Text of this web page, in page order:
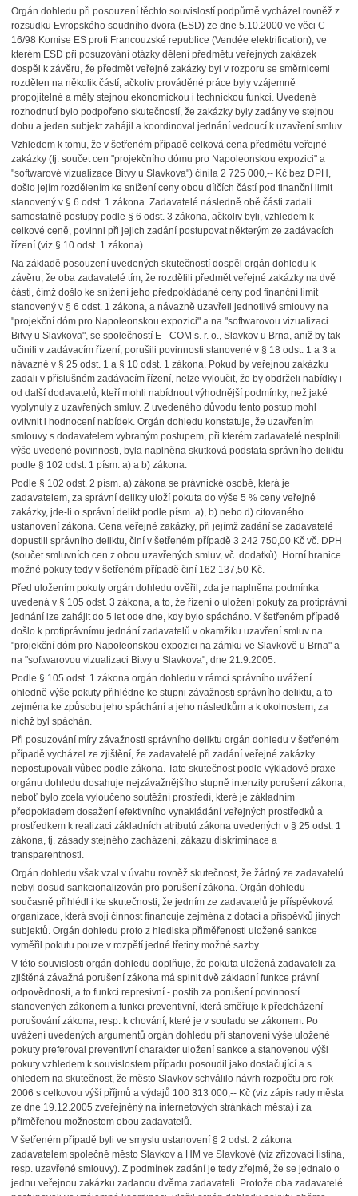
Orgán dohledu při posouzení těchto souvislostí podpůrně vycházel rovněž z
rozsudku Evropského soudního dvora (ESD) ze dne 5.10.2000 ve věci C-
16/98 Komise ES proti Francouzské republice (Vendée elektrification), ve
kterém ESD při posuzování otázky dělení předmětu veřejných zakázek
dospěl k závěru, že předmět veřejné zakázky byl v rozporu se směrnicemi
rozdělen na několik částí, ačkoliv prováděné práce byly vzájemně
propojitelné a měly stejnou ekonomickou i technickou funkci. Uvedené
rozhodnutí bylo podpořeno skutečností, že zakázky byly zadány ve stejnou
dobu a jeden subjekt zahájil a koordinoval jednání vedoucí k uzavření smluv.
Vzhledem k tomu, že v šetřeném případě celková cena předmětu veřejné
zakázky (tj. součet cen "projekčního dómu pro Napoleonskou expozici" a
"softwarové vizualizace Bitvy u Slavkova") činila 2 725 000,-- Kč bez DPH,
došlo jejím rozdělením ke snížení ceny obou dílčích částí pod finanční limit
stanovený v § 6 odst. 1 zákona. Zadavatelé následně obě části zadali
samostatně postupy podle § 6 odst. 3 zákona, ačkoliv byli, vzhledem k
celkové ceně, povinni při jejich zadání postupovat některým ze zadávacích
řízení (viz § 10 odst. 1 zákona).
Na základě posouzení uvedených skutečností dospěl orgán dohledu k
závěru, že oba zadavatelé tím, že rozdělili předmět veřejné zakázky na dvě
části, čímž došlo ke snížení jeho předpokládané ceny pod finanční limit
stanovený v § 6 odst. 1 zákona, a návazně uzavřeli jednotlivé smlouvy na
"projekční dóm pro Napoleonskou expozici" a na "softwarovou vizualizaci
Bitvy u Slavkova", se společností E - COM s. r. o., Slavkov u Brna, aniž by tak
učinili v zadávacím řízení, porušili povinnosti stanovené v § 18 odst. 1 a 3 a
návazně v § 25 odst. 1 a § 10 odst. 1 zákona. Pokud by veřejnou zakázku
zadali v příslušném zadávacím řízení, nelze vyloučit, že by obdrželi nabídky i
od další dodavatelů, kteří mohli nabídnout výhodnější podmínky, než jaké
vyplynuly z uzavřených smluv. Z uvedeného důvodu tento postup mohl
ovlivnit i hodnocení nabídek. Orgán dohledu konstatuje, že uzavřením
smlouvy s dodavatelem vybraným postupem, při kterém zadavatelé nesplnili
výše uvedené povinnosti, byla naplněna skutková podstata správního deliktu
podle § 102 odst. 1 písm. a) a b) zákona.
Podle § 102 odst. 2 písm. a) zákona se právnické osobě, která je
zadavatelem, za správní delikty uloží pokuta do výše 5 % ceny veřejné
zakázky, jde-li o správní delikt podle písm. a), b) nebo d) citovaného
ustanovení zákona. Cena veřejné zakázky, při jejímž zadání se zadavatelé
dopustili správního deliktu, činí v šetřeném případě 3 242 750,00 Kč vč. DPH
(součet smluvních cen z obou uzavřených smluv, vč. dodatků). Horní hranice
možné pokuty tedy v šetřeném případě činí 162 137,50 Kč.
Před uložením pokuty orgán dohledu ověřil, zda je naplněna podmínka
uvedená v § 105 odst. 3 zákona, a to, že řízení o uložení pokuty za protiprávní
jednání lze zahájit do 5 let ode dne, kdy bylo spácháno. V šetřeném případě
došlo k protiprávnímu jednání zadavatelů v okamžiku uzavření smluv na
"projekční dóm pro Napoleonskou expozici na zámku ve Slavkově u Brna" a
na "softwarovou vizualizaci Bitvy u Slavkova", dne 21.9.2005.
Podle § 105 odst. 1 zákona orgán dohledu v rámci správního uvážení
ohledně výše pokuty přihlédne ke stupni závažnosti správního deliktu, a to
zejména ke způsobu jeho spáchání a jeho následkům a k okolnostem, za
nichž byl spáchán.
Při posuzování míry závažnosti správního deliktu orgán dohledu v šetřeném
případě vycházel ze zjištění, že zadavatelé při zadání veřejné zakázky
nepostupovali vůbec podle zákona. Tato skutečnost podle výkladové praxe
orgánu dohledu dosahuje nejzávažnějšího stupně intenzity porušení zákona,
neboť bylo zcela vyloučeno soutěžní prostředí, které je základním
předpokladem dosažení efektivního vynakládání veřejných prostředků a
prostředkem k realizaci základních atributů zákona uvedených v § 25 odst. 1
zákona, tj. zásady stejného zacházení, zákazu diskriminace a
transparentnosti.
Orgán dohledu však vzal v úvahu rovněž skutečnost, že žádný ze zadavatelů
nebyl dosud sankcionalizován pro porušení zákona. Orgán dohledu
současně přihlédl i ke skutečnosti, že jedním ze zadavatelů je příspěvková
organizace, která svoji činnost financuje zejména z dotací a příspěvků jiných
subjektů. Orgán dohledu proto z hlediska přiměřenosti uložené sankce
vyměřil pokutu pouze v rozpětí jedné třetiny možné sazby.
V této souvislosti orgán dohledu doplňuje, že pokuta uložená zadavateli za
zjištěná závažná porušení zákona má splnit dvě základní funkce právní
odpovědnosti, a to funkci represivní - postih za porušení povinností
stanovených zákonem a funkci preventivní, která směřuje k předcházení
porušování zákona, resp. k chování, které je v souladu se zákonem. Po
uvážení uvedených argumentů orgán dohledu při stanovení výše uložené
pokuty preferoval preventivní charakter uložení sankce a stanovenou výši
pokuty vzhledem k souvislostem případu posoudil jako dostačující a s
ohledem na skutečnost, že město Slavkov schválilo návrh rozpočtu pro rok
2006 s celkovou výší příjmů a výdajů 100 313 000,-- Kč (viz zápis rady města
ze dne 19.12.2005 zveřejněný na internetových stránkách města) i za
přiměřenou možnostem obou zadavatelů.
V šetřeném případě byli ve smyslu ustanovení § 2 odst. 2 zákona
zadavatelem společně město Slavkov a HM ve Slavkově (viz zřizovací listina,
resp. uzavřené smlouvy). Z podmínek zadání je tedy zřejmé, že se jednalo o
jednu veřejnou zakázku zadanou dvěma zadavateli. Protože oba zadavatelé